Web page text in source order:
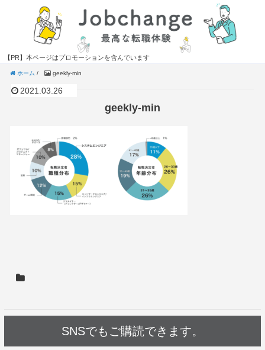
【PR】本ページはプロモーションを含んでいます
ホーム / geekly-min
2021.03.26
geekly-min
SNSでもご購読できます。